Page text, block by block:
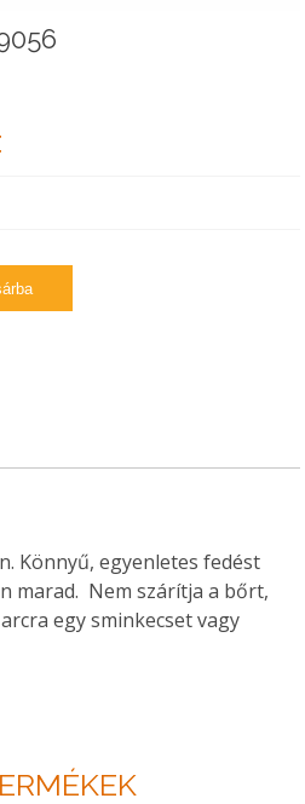
1.000Ft.
Könnyű, egyenletes fedést
marad. Nem szárítja a bőrt,
egy sminkecset vagy